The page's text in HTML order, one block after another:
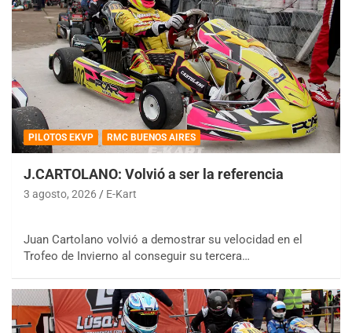
PILOTOS EKVP RMC BUENOS AIRES
J.CARTOLANO: Volvió a ser la referencia
3 agosto, 2026 E-Kart
Juan Cartolano volvió a demostrar su velocidad en el
Trofeo de Invierno al conseguir su tercera…